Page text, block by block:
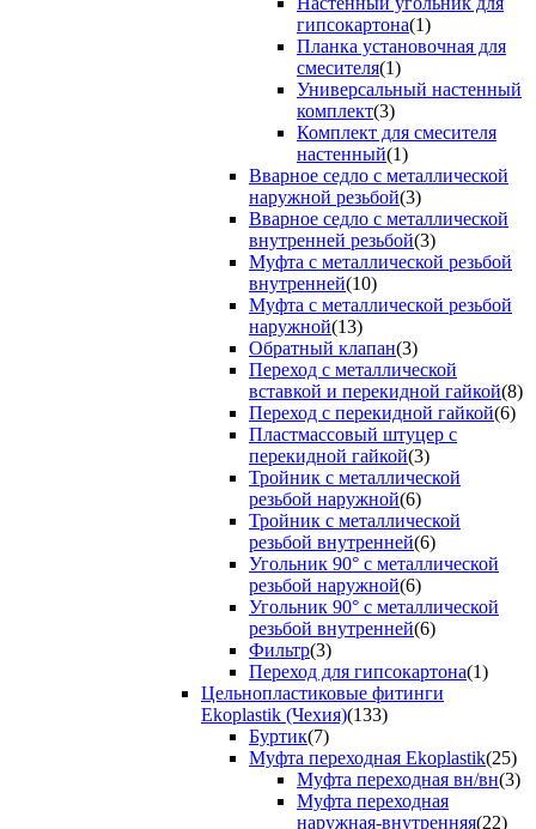
гипсокартона(1)
Планка установочная для
смесителя(1)
Универсальный настенный
комплект(3)
Комплект для смесителя
настенный(1)
Вварное седло с металлической
наружной резьбой(3)
Вварное седло с металлической
внутренней резьбой(3)
Муфта с металлической резьбой
внутренней(10)
Муфта с металлической резьбой
наружной(13)
Обратный клапан(3)
Переход с металлической
вставкой и перекидной гайкой(8)
Переход с перекидной гайкой(6)
Пластмассовый штуцер с
перекидной гайкой(3)
Тройник с металлической
резьбой наружной(6)
Тройник с металлической
резьбой внутренней(6)
Угольник 90° с металлической
резьбой наружной(6)
Угольник 90° с металлической
резьбой внутренней(6)
Фильтр(3)
Переход для гипсокартона(1)
Цельнопластиковые фитинги
Ekoplastik (Чехия)(133)
Буртик(7)
Муфта переходная Ekoplastik(25)
Муфта переходная вн/вн(3)
Муфта переходная
наружная-внутренняя(22)